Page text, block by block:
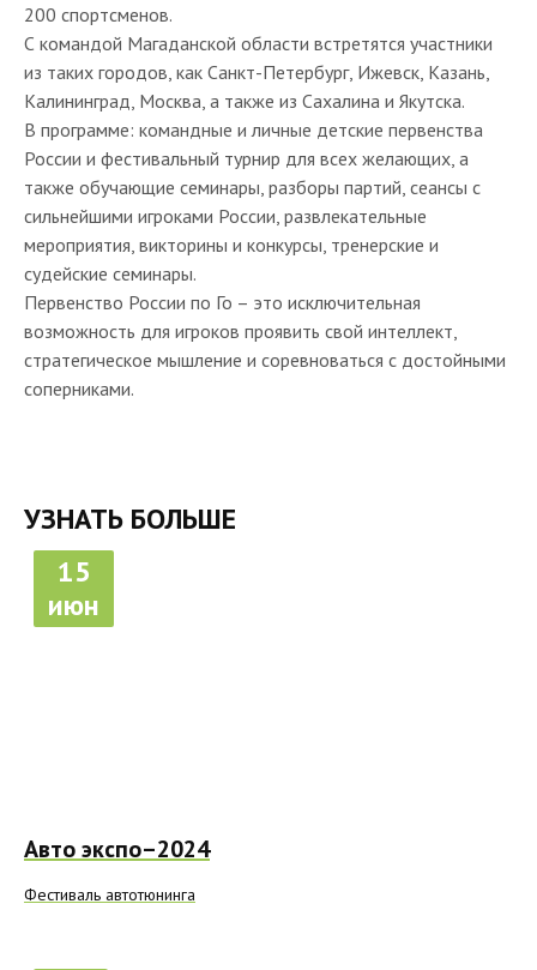
200 спортсменов.
С командой Магаданской области встретятся участники
из таких городов, как Санкт-Петербург, Ижевск, Казань,
Калининград, Москва, а также из Сахалина и Якутска.
В программе: командные и личные детские первенства
России и фестивальный турнир для всех желающих, а
также обучающие семинары, разборы партий, сеансы с
сильнейшими игроками России, развлекательные
мероприятия, викторины и конкурсы, тренерские и
судейские семинары.
Первенство России по Го – это исключительная
возможность для игроков проявить свой интеллект,
стратегическое мышление и соревноваться с достойными
соперниками.
УЗНАТЬ БОЛЬШЕ
15
июн
Авто экспо–2024
Фестиваль автотюнинга